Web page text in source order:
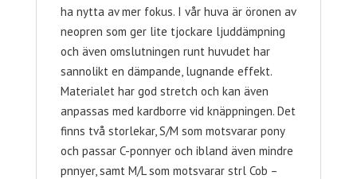
ha nytta av mer fokus. I vår huva är öronen av
neopren som ger lite tjockare ljuddämpning
och även omslutningen runt huvudet har
sannolikt en dämpande, lugnande effekt.
Materialet har god stretch och kan även
anpassas med kardborre vid knäppningen. Det
finns två storlekar, S/M som motsvarar pony
och passar C-ponnyer och ibland även mindre
pnnyer, samt M/L som motsvarar strl Cob –